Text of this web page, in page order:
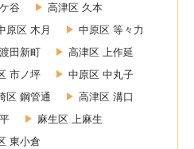
谷
高津区 久本
原区 木月
中原区 等々力
田新町
高津区 上作延
市ノ坪
中原区 中丸子
区 鋼管通
高津区 溝口
麻生区 上麻生
東小倉